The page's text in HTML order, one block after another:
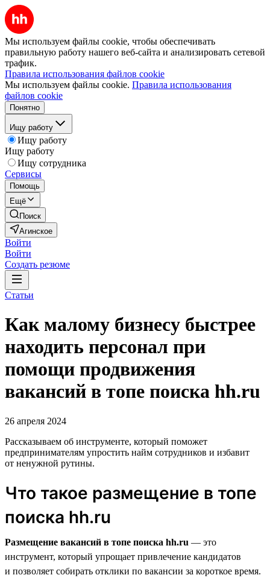
Мы используем файлы cookie, чтобы обеспечивать
правильную работу нашего веб-сайта и анализировать сетевой
трафик.
Правила использования файлов cookie
Мы используем файлы cookie. Правила использования
файлов cookie
Понятно
Ищу работу
Ищу работу
Ищу работу
Ищу сотрудника
Сервисы
Помощь
Ещё
Поиск
Агинское
Войти
Войти
Создать резюме
Статьи
Как малому бизнесу быстрее
находить персонал при
помощи продвижения
вакансий в топе поиска hh.ru
26 апреля 2024
Рассказываем об инструменте, который поможет
предпринимателям упростить найм сотрудников и избавит
от ненужной рутины.
Что такое размещение в топе
поиска hh.ru
Размещение вакансий в топе поиска hh.ru — это
инструмент, который упрощает привлечение кандидатов
и позволяет собирать отклики по вакансии за короткое время.